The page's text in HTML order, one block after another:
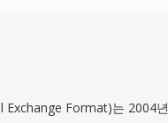
Exchange Format)는 2004년